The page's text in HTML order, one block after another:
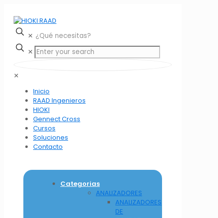
✕
✕
✕
Inicio
RAAD Ingenieros
HIOKI
Gennect Cross
Cursos
Soluciones
Contacto
Categorias
ANALIZADORES
ANALIZADORES
DE